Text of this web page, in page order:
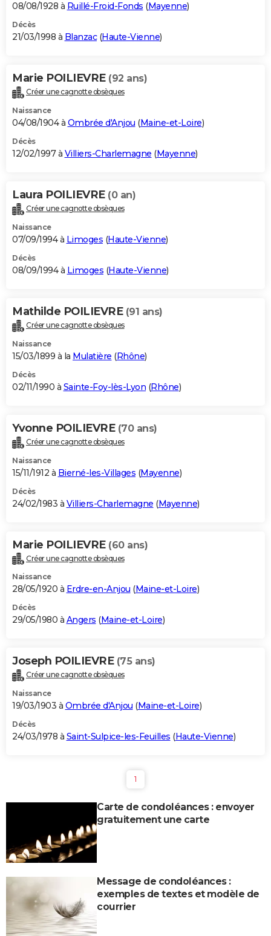
08/08/1928 à Ruillé-Froid-Fonds (Mayenne)
Décès
21/03/1998 à Blanzac(Haute-Vienne)
Marie POILIEVRE (92 ans)
Créer une cagnotte obsèques
Naissance
04/08/1904 à Ombrée d'Anjou (Maine-et-Loire)
Décès
12/02/1997 à Villiers-Charlemagne (Mayenne)
Laura POILIEVRE (0 an)
Créer une cagnotte obsèques
Naissance
07/09/1994 à Limoges (Haute-Vienne)
Décès
08/09/1994 à Limoges (Haute-Vienne)
Mathilde POILIEVRE (91 ans)
Créer une cagnotte obsèques
Naissance
15/03/1899 à la Mulatière (Rhône)
Décès
02/11/1990 à Sainte-Foy-lès-Lyon (Rhône)
Yvonne POILIEVRE (70 ans)
Créer une cagnotte obsèques
Naissance
15/11/1912 à Bierné-les-Villages (Mayenne)
Décès
24/02/1983 à Villiers-Charlemagne (Mayenne)
Marie POILIEVRE (60 ans)
Créer une cagnotte obsèques
Naissance
28/05/1920 à Erdre-en-Anjou (Maine-et-Loire)
Décès
29/05/1980 à Angers (Maine-et-Loire)
Joseph POILIEVRE (75 ans)
Créer une cagnotte obsèques
Naissance
19/03/1903 à Ombrée d'Anjou (Maine-et-Loire)
Décès
24/03/1978 à Saint-Sulpice-les-Feuilles (Haute-Vienne)
1
Carte de condoléances : envoyer
gratuitement une carte
Message de condoléances :
exemples de textes et modèle de
courrier